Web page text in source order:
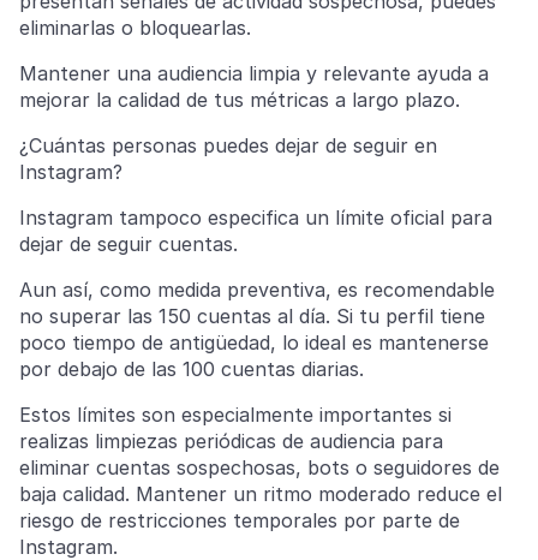
eliminarlas o bloquearlas.
Mantener una audiencia limpia y relevante ayuda a
mejorar la calidad de tus métricas a largo plazo.
¿Cuántas personas puedes dejar de seguir en
Instagram?
Instagram tampoco especifica un límite oficial para
dejar de seguir cuentas.
Aun así, como medida preventiva, es recomendable
no superar las 150 cuentas al día. Si tu perfil tiene
poco tiempo de antigüedad, lo ideal es mantenerse
por debajo de las 100 cuentas diarias.
Estos límites son especialmente importantes si
realizas limpiezas periódicas de audiencia para
eliminar cuentas sospechosas, bots o seguidores de
baja calidad. Mantener un ritmo moderado reduce el
riesgo de restricciones temporales por parte de
Instagram.